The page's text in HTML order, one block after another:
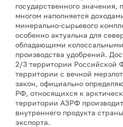
государственного
многом наполняется
минерально-сырьевого
особенно актуальна для
обладающими
производства удобрений.
2/3 территории Российской
территории с вечной
закон, официально
РФ, относящихся к
территории АЗРФ
внутреннего продукта
экспорта.